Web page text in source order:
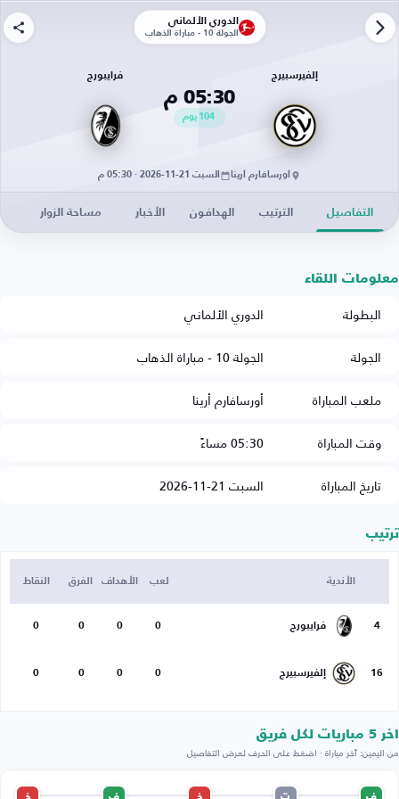
الدوري الألماني
الجولة 10 - مباراة الذهاب
إلفيرسبيرج
05:30 م
104 يوم
فرايبورج
أورسافارم أرينا السبت 21-11-2026 · 05:30 م
التفاصيل الترتيب الهدافون الأخبار مساحة الزوار
معلومات اللقاء
البطولة
الدوري الألماني
الجولة
الجولة 10 - مباراة الذهاب
ملعب المباراة
أورسافارم أرينا
وقت المباراة
05:30 مساءً
تاريخ المباراة
السبت 21-11-2026
ترتيب
الأندية لعب الأهداف الفرق النقاط
4 فرايبورج 0
0
0
0
16 إلفيرسبيرج 0
0
0
0
اخر 5 مباريات لكل فريق
من اليمين: آخر مباراة · اضغط على الحرف لعرض التفاصيل